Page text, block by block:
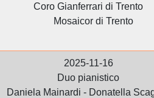
Coro Gianferrari di Trento
Mosaicor di Trento
2025-11-16
Duo pianistico
Daniela Mainardi - Donatella